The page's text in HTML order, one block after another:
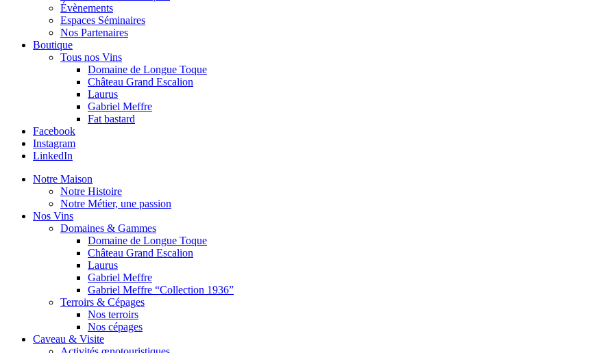
Évènements
Espaces Séminaires
Nos Partenaires
Boutique
Tous nos Vins
Domaine de Longue Toque
Château Grand Escalion
Laurus
Gabriel Meffre
Fat bastard
Facebook
Instagram
LinkedIn
Notre Maison
Notre Histoire
Notre Métier, une passion
Nos Vins
Domaines & Gammes
Domaine de Longue Toque
Château Grand Escalion
Laurus
Gabriel Meffre
Gabriel Meffre “Collection 1936”
Terroirs & Cépages
Nos terroirs
Nos cépages
Caveau & Visite